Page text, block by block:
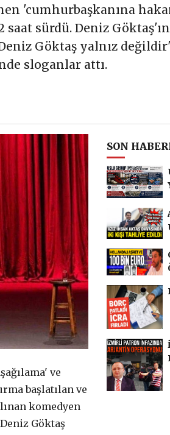
'cumhurbaşkanına
sürdü. Deniz
Göktaş yalnız
sloganlar attı.
ve
başlatılan ve
komedyen
Göktaş
SON